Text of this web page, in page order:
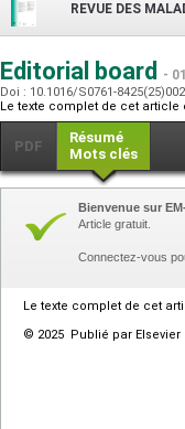
REVUE DES
Editorial board -
Doi : 10.1016/S0761-
Le texte complet de cet article
PDF
Résumé
Mots clés
Bienvenue sur
Article gratuit.
Connectez-vous
Le texte complet de cet
© 2025 Publié par Elsevier